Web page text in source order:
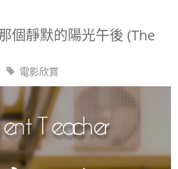
個靜默的陽光午後 (The
電影欣賞